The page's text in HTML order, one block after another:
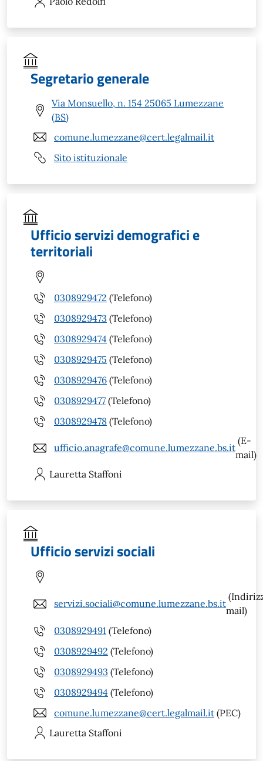
Segretario generale
Via Monsuello, n. 154 25065 Lumezzane
(BS)
comune.lumezzane@cert.legalmail.it
Sito istituzionale
Ufficio servizi demografici e
territoriali
0308929472 (Telefono)
0308929473 (Telefono)
0308929474 (Telefono)
0308929475 (Telefono)
0308929476 (Telefono)
0308929477 (Telefono)
0308929478 (Telefono)
ufficio.anagrafe@comune.lumezzane.bs.it
(E-
mail)
Lauretta Staffoni
Ufficio servizi sociali
servizi.sociali@comune.lumezzane.bs.it
mail)
0308929491 (Telefono)
0308929492 (Telefono)
0308929493 (Telefono)
0308929494 (Telefono)
comune.lumezzane@cert.legalmail.it (PEC)
Lauretta Staffoni